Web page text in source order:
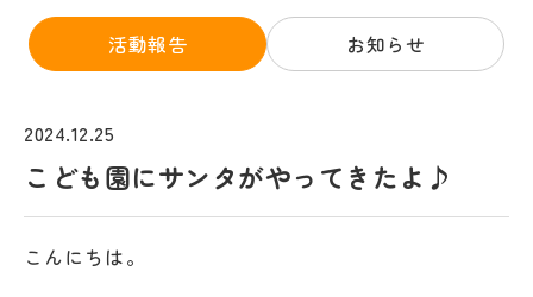
活動報告 お知らせ
2024.12.25
こども園にサンタがやってきたよ♪
こんにちは。